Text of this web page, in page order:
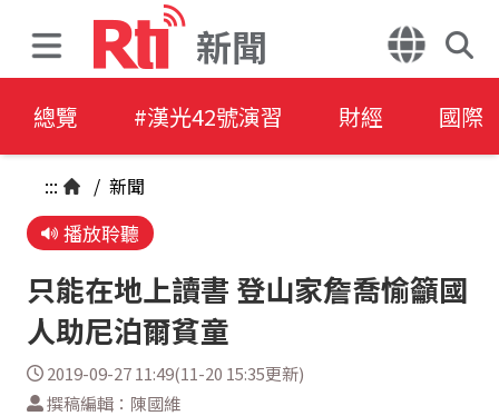
新聞
總覽 #漢光42號演習 財經 國際
::: / 新聞
播放聆聽
只能在地上讀書 登山家詹喬愉籲國
人助尼泊爾貧童
2019-09-27 11:49(11-20 15:35更新)
撰稿編輯：陳國維